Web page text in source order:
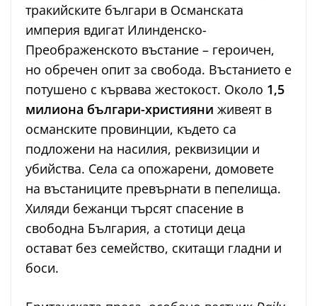
тракийските българи в Османската
империя вдигат Илинденско-
Преображенското въстание – героичен,
но обречен опит за свобода. Въстанието е
потушено с кървава жестокост. Около 1,5
милиона българи-християни живеят в
османските провинции, където са
подложени на насилия, реквизиции и
убийства. Села са опожарени, домовете
на въстаниците превърнати в пепелища.
Хиляди бежанци търсят спасение в
свободна България, а стотици деца
остават без семейство, скитащи гладни и
боси.